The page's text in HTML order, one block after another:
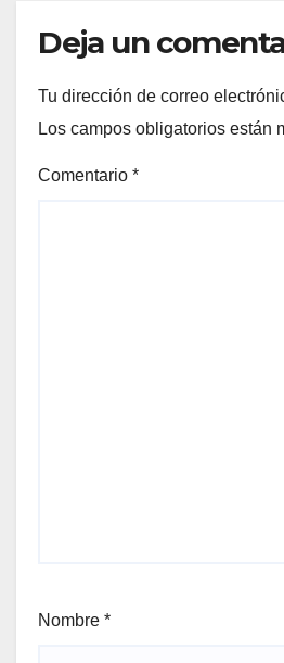
Deja un
Tu dirección de correo
Los campos obligatorios están
Comentario *
Nombre *